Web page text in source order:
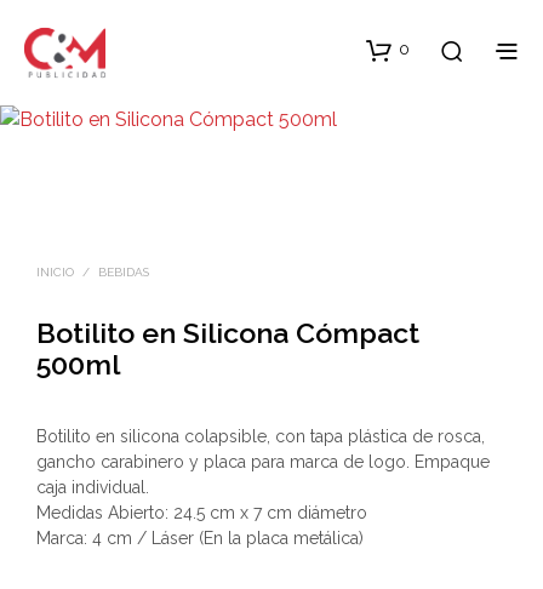
0
INICIO / BEBIDAS
Botilito en Silicona Cómpact
500ml
Botilito en silicona colapsible, con tapa plástica de rosca,
gancho carabinero y placa para marca de logo. Empaque
caja individual.
Medidas Abierto: 24.5 cm x 7 cm diámetro
Marca: 4 cm / Láser (En la placa metálica)